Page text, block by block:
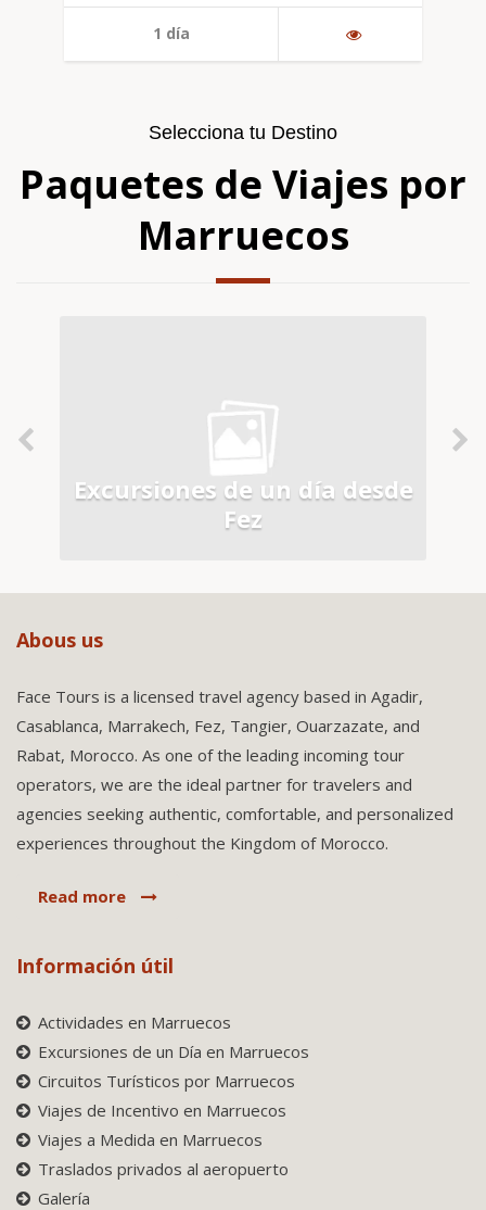
1 día
Selecciona tu Destino
Paquetes de Viajes por
Marruecos
Excursiones de un día desde
Fez
Abous us
Face Tours is a licensed travel agency based in Agadir,
Casablanca, Marrakech, Fez, Tangier, Ouarzazate, and
Rabat, Morocco. As one of the leading incoming tour
operators, we are the ideal partner for travelers and
agencies seeking authentic, comfortable, and personalized
experiences throughout the Kingdom of Morocco.
Read more
Información útil
Actividades en Marruecos
Excursiones de un Día en Marruecos
Circuitos Turísticos por Marruecos
Viajes de Incentivo en Marruecos
Viajes a Medida en Marruecos
Traslados privados al aeropuerto
Galería